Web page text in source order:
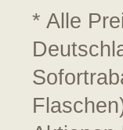
* Alle